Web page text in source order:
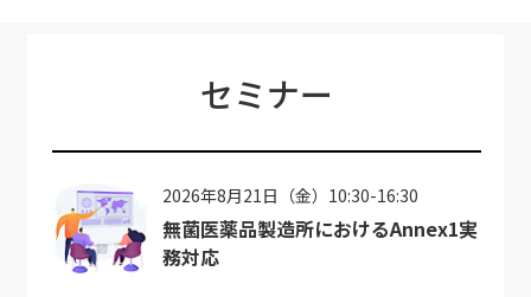
セミナー
2026年8月21日（金）10:30-16:30
無菌医薬品製造所におけるAnnex1実
務対応